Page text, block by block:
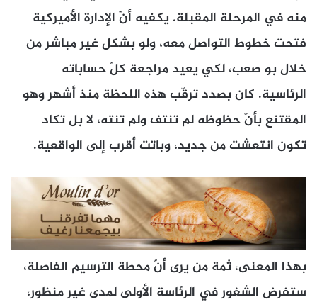
منه في المرحلة المقبلة. يكفيه أنّ الإدارة الأميركية
فتحت خطوط التواصل معه، ولو بشكل غير مباشر من
خلال بو صعب، لكي يعيد مراجعة كلّ حساباته
الرئاسية. كان بصدد ترقّب هذه اللحظة منذ أشهر وهو
المقتنع بأنّ حظوظه لم تنتف ولم تنته، لا بل تكاد
تكون انتعشت من جديد، وباتت أقرب إلى الواقعية.
بهذا المعنى، ثمة من يرى أنّ محطة الترسيم الفاصلة،
ستفرض الشغور في الرئاسة الأولى لمدى غير منظور،